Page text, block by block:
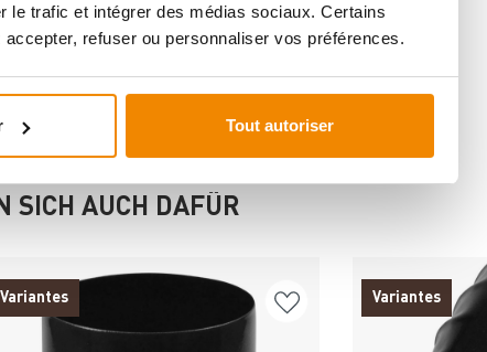
le trafic et intégrer des médias sociaux. Certains
refuser ou personnaliser vos préférences.
Tout autoriser
SICH AUCH DAFÜR
Variantes Variantes